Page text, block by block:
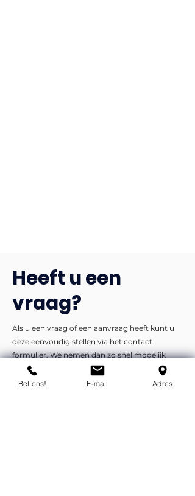
Heeft u een
vraag?
Als u een vraag of een aanvraag heeft kunt u
deze eenvoudig stellen via het contact
formulier. We nemen dan zo snel mogelijk
contact met u op.
Bel ons! E-mail Adres